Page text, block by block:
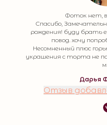
Фоток нет,
Спасибо,
рождения! буду брать
повод. хочу
Несомненный плюс
украшения с торта не
Дарья
Отзыв